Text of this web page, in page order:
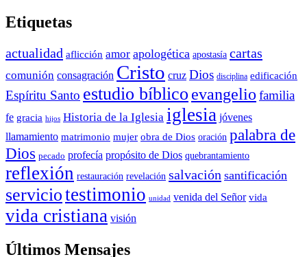
Etiquetas
actualidad aflicción amor apologética apostasía cartas
comunión consagración Cristo cruz Dios disciplina edificación
Espíritu Santo estudio bíblico evangelio familia
fe gracia hijos Historia de la Iglesia iglesia jóvenes
llamamiento matrimonio mujer obra de Dios oración palabra de
Dios pecado profecía propósito de Dios quebrantamiento
reflexión restauración revelación salvación santificación
serviciotestimonio unidad venida del Señor vida
vida cristiana visión
Últimos Mensajes